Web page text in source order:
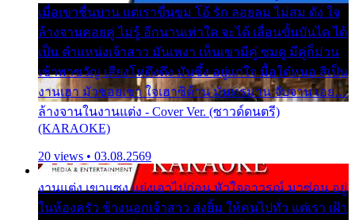
เมื่อเขาชื่นบาน แต่เราขื่นขม โอ้ รัก ลอยลม ไม่สม ดัง ใจ
ล้างจานคอยคู่ ไม่รู้ อีกนานเท่าใด จะได้ เลื่อนขั้นบันได ได้
เป็น ตำแหน่งเจ้าสาว มันเหงา เห็นเขามีคู่ ซมดู มีคู่ก็ม่วน
เข้าพาขวัญ เสียงโห่ตึงตึง มันซึ้ง อยู่แก่ใจ มื้อใด๋หนอ สิเป็น
งานเฮา มัวซอยเขา ใจเฮาซิด้าน มันทรมาน จับจาน เอย…
ล้างจานในงานแต่ง - Cover Ver. (ซาวด์ดนตรี)
(KARAOKE)
20 views • 03.08.2569
งานแต่ง เขาแซง แย่งเอาไปก่อน หัวใจอาวรณ์ มาซ่อน อยู่
ในห้องครัว ข้างนอกเจ้าสาว ส่งยิ้ม ให้คนไปทั่ว แต่เรา เฝ้า